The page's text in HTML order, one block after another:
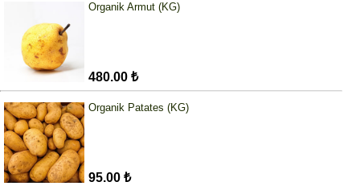
Organik Armut (KG)
480.00 ₺
Organik Patates (KG)
95.00 ₺